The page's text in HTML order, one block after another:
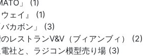
」 (1)
ェイ』 (1)
カボン」 (3)
レストランV&V（ブィアンブィ） (2)
社と、ラジコン模型売り場 (3)